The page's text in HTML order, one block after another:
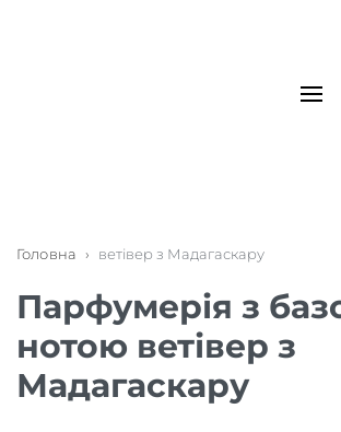
Головна › ветівер з Мадагаскару
Парфумерія з
нотою ветівер з
Мадагаскару